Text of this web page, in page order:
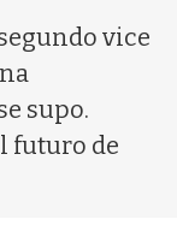
a
vice
supo.
futuro de